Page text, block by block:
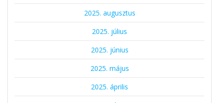
2025. augusztus
2025. július
2025. június
2025. május
2025. április